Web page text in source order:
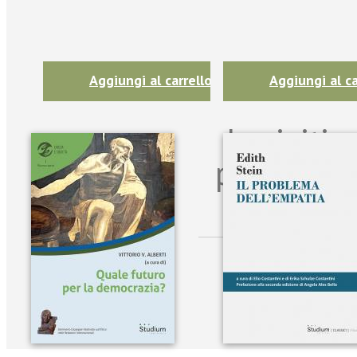
Aggiungi al carrello Aggiungi al
Iscriviti
per
sulle